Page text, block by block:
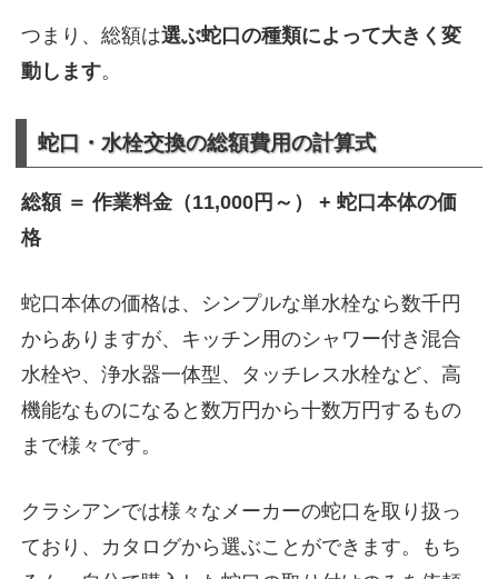
つまり、総額は選ぶ蛇口の種類によって大きく変
動します。
蛇口・水栓交換の総額費用の計算式
総額 ＝ 作業料金（11,000円～） + 蛇口本体の価
格
蛇口本体の価格は、シンプルな単水栓なら数千円
からありますが、キッチン用のシャワー付き混合
水栓や、浄水器一体型、タッチレス水栓など、高
機能なものになると数万円から十数万円するもの
まで様々です。
クラシアンでは様々なメーカーの蛇口を取り扱っ
ており、カタログから選ぶことができます。もち